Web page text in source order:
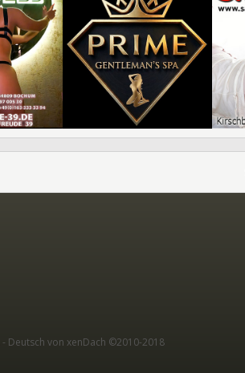
- Deutsch von xenDach ©2010-2018